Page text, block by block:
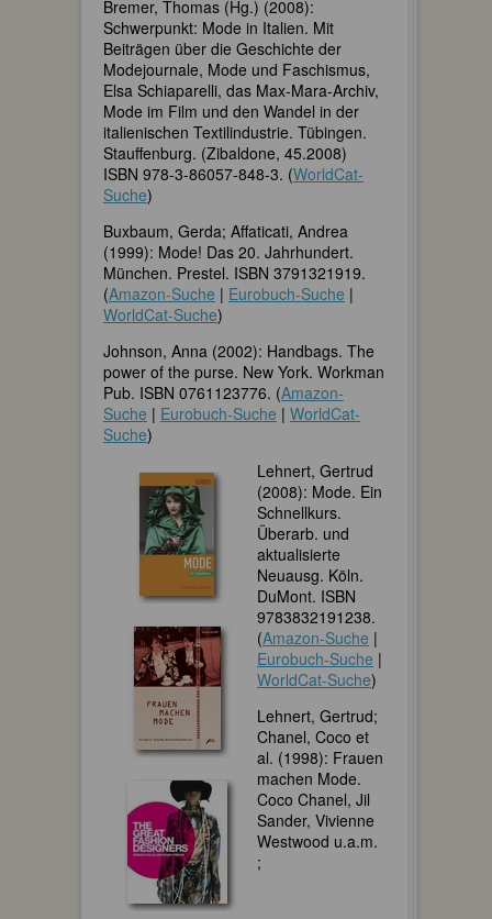
Bremer, Thomas (Hg.) (2008):
Schwerpunkt: Mode in Italien. Mit
Beiträgen über die Geschichte der
Modejournale, Mode und Faschismus,
Elsa Schiaparelli, das Max-Mara-Archiv,
Mode im Film und den Wandel in der
italienischen Textilindustrie. Tübingen.
Stauffenburg. (Zibaldone, 45.2008)
ISBN 978-3-86057-848-3. (WorldCat-
Suche)
Buxbaum, Gerda; Affaticati, Andrea
(1999): Mode! Das 20. Jahrhundert.
München. Prestel. ISBN 3791321919.
(Amazon-Suche | Eurobuch-Suche |
WorldCat-Suche)
Johnson, Anna (2002): Handbags. The
power of the purse. New York. Workman
Pub. ISBN 0761123776. (Amazon-
Suche | Eurobuch-Suche | WorldCat-
Suche)
Lehnert, Gertrud
(2008): Mode. Ein
Schnellkurs.
Überarb. und
aktualisierte
Neuausg. Köln.
DuMont. ISBN
9783832191238.
(Amazon-Suche |
Eurobuch-Suche |
WorldCat-Suche)
Lehnert, Gertrud;
Chanel, Coco et
al. (1998): Frauen
machen Mode.
Coco Chanel, Jil
Sander, Vivienne
Westwood u.a.m.
;